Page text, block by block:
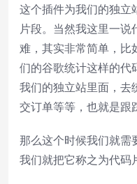
Chapters
descriptions
subtitles settings,
settings
这个插件为我们的独立
片段。当然我这里一
难，其实非常简单，比
们的谷歌统计这样的代
我们的独立站里面，去
交订单等等，也就是跟
那么这个时候我们就需
我们就把它称之为代码